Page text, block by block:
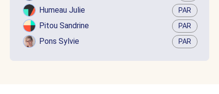
Humeau Julie PAR
Pitou Sandrine PAR
Pons Sylvie PAR